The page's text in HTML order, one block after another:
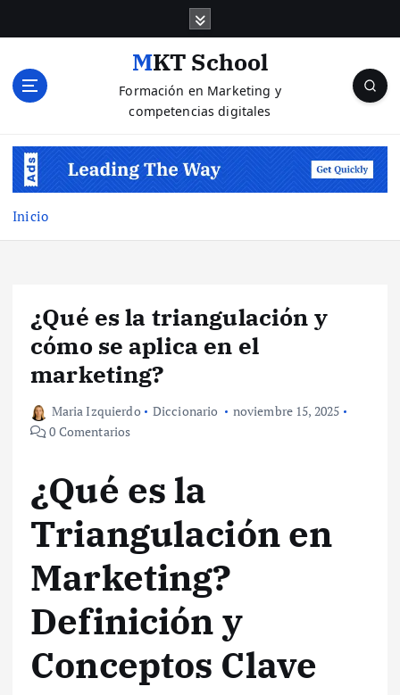
MKT School
Formación en Marketing y
competencias digitales
Inicio
¿Qué es la triangulación y
cómo se aplica en el
marketing?
Maria Izquierdo Diccionario
noviembre 15, 2025
0 Comentarios
¿Qué es la
Triangulación en
Marketing?
Definición y
Conceptos Clave